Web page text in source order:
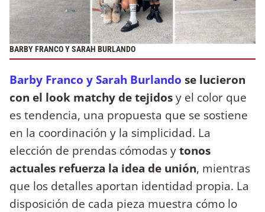
BARBY FRANCO Y SARAH BURLANDO
Barby Franco y Sarah Burlando se lucieron
con el look matchy de tejidosy el color que
es tendencia, una propuesta que se sostiene
en la coordinación y la simplicidad. La
elección de prendas cómodas ytonos
actuales refuerza la idea de unión, mientras
que los detalles aportan identidad propia. La
disposición de cada pieza muestra cómo lo